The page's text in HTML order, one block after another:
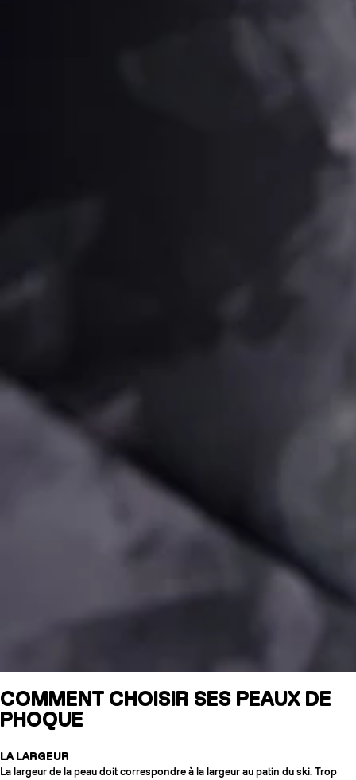
COMMENT CHOISIR SES PEAUX DE
PHOQUE
LA LARGEUR
La largeur de la peau doit correspondre à la largeur au patin du ski. Trop